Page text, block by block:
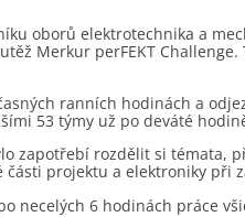
oborů elektrotechnika a
Merkur perFEKT
ranních hodinách a
53 týmy už po deváté
zapotřebí rozdělit si témata,
části projektu a elektroniky při
necelých 6 hodinách práce